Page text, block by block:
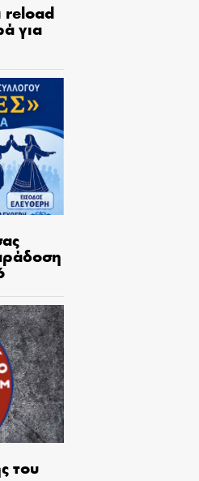
reload
για
του